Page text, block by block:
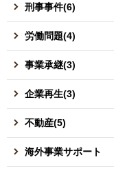
刑事事件(6)
労働問題(4)
事業承継(3)
企業再生(3)
不動産(5)
海外事業サポート